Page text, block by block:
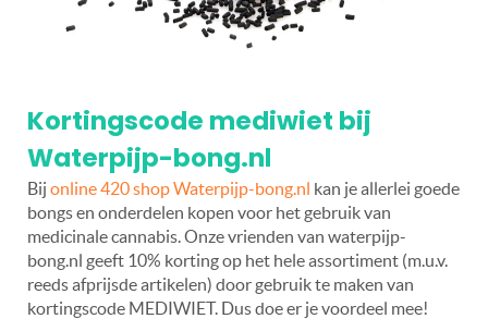
Kortingscode mediwiet bij
Waterpijp-bong.nl
Bij online 420 shop Waterpijp-bong.nl kan je allerlei goede
bongs en onderdelen kopen voor het gebruik van
medicinale cannabis. Onze vrienden van waterpijp-
bong.nl geeft 10% korting op het hele assortiment (m.u.v.
reeds afprijsde artikelen) door gebruik te maken van
kortingscode MEDIWIET. Dus doe er je voordeel mee!